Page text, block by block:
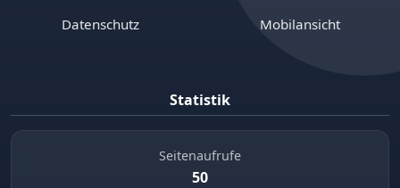
Datenschutz
Mobilansicht
Statistik
Seitenaufrufe
50